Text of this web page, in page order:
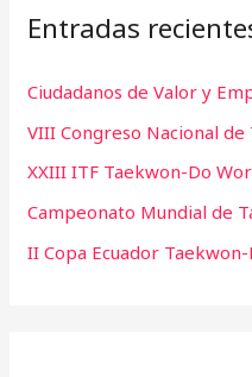
a
p
o
r
:
Entradas
Ciudadanos de Valor y
VIII Congreso Nacional
XXIII ITF Taekwon-Do
Campeonato Mundial de
II Copa Ecuador
s
í